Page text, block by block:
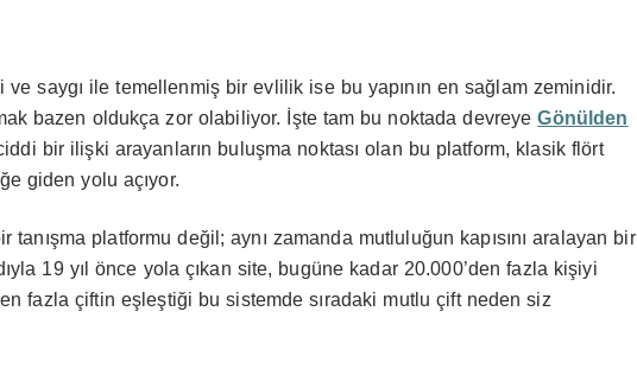
saygı ile temellenmiş bir evlilik ise bu yapının en sağlam zeminidir.
bazen oldukça zor olabiliyor. İşte tam bu noktada devreyeGönülden
bir ilişki arayanların buluşma noktası olan bu platform, klasik flört
giden yolu açıyor.
platformu değil; aynı zamanda mutluluğun kapısını aralayan bir
19 yıl önce yola çıkan site, bugüne kadar 20.000’den fazla kişiyi
fazla çiftin eşleştiği bu sistemde sıradaki mutlu çift neden siz